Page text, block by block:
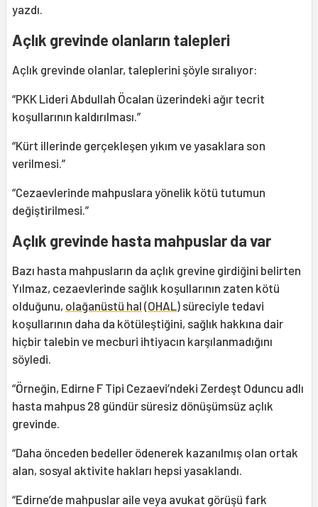
yazdı.
Açlık grevinde olanların talepleri
Açlık grevinde olanlar, taleplerini şöyle sıralıyor:
“PKK Lideri Abdullah Öcalan üzerindeki ağır tecrit
koşullarının kaldırılması.”
“Kürt illerinde gerçekleşen yıkım ve yasaklara son
verilmesi.”
“Cezaevlerinde mahpuslara yönelik kötü tutumun
değiştirilmesi.”
Açlık grevinde hasta mahpuslar da var
Bazı hasta mahpusların da açlık grevine girdiğini belirten
Yılmaz, cezaevlerinde sağlık koşullarının zaten kötü
olduğunu, olağanüstü hal (OHAL) süreciyle tedavi
koşullarının daha da kötüleştiğini, sağlık hakkına dair
hiçbir talebin ve mecburi ihtiyacın karşılanmadığını
söyledi.
“Örneğin, Edirne F Tipi Cezaevi’ndeki Zerdeşt Oduncu adlı
hasta mahpus 28 gündür süresiz dönüşümsüz açlık
grevinde.
“Daha önceden bedeller ödenerek kazanılmış olan ortak
alan, sosyal aktivite hakları hepsi yasaklandı.
“Edirne’de mahpuslar aile veya avukat görüşü fark